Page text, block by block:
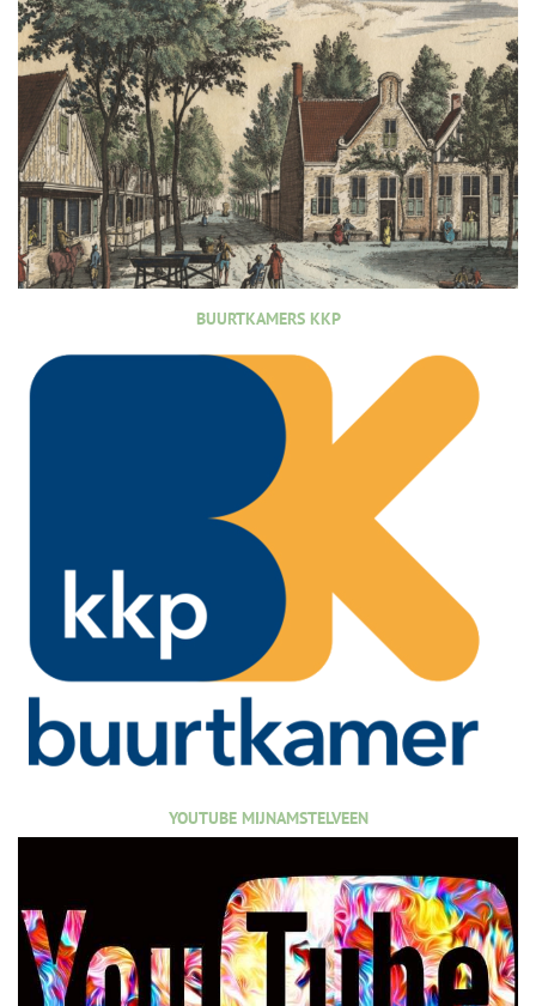
BUURTKAMERS KKP
YOUTUBE MIJNAMSTELVEEN